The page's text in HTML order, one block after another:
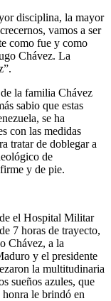
disciplina, la mayor
vamos a ser
como fue y como
Chávez. La
la familia Chávez
sabio que estas
se ha
con las medidas
tratar de doblegar a
de
y de pie.
el Hospital Militar
7 horas de trayecto,
Chávez, a la
y el presidente
la multitudinaria
sueños azules, que
le brindó en